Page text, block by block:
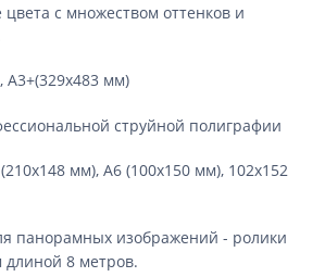
с множеством оттенков и
А3+(329x483 мм)
струйной полиграфии
мм), А6 (100х150 мм), 102х152
панорамных изображений - ролики
длиной 8 метров.